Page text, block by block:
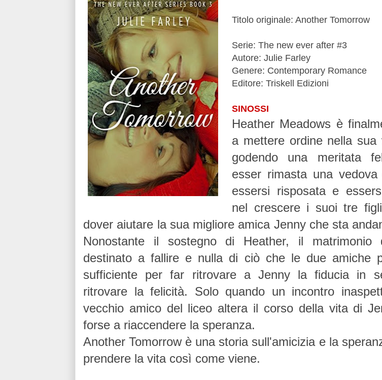
Titolo originale: Another Tomorrow
Serie: The new ever after #3
Autore: Julie Farley
Genere: Contemporary Romance
Editore: Triskell Edizioni
SINOSSI
Heather Meadows è
a mettere ordine nella
godendo una meritata
esser rimasta una
essersi risposata e
nel crescere i suoi tre
dover aiutare la sua migliore amica Jenny che sta
Nonostante il sostegno di Heather, il
destinato a fallire e nulla di ciò che le due amiche
sufficiente per far ritrovare a Jenny la fiducia in
ritrovare la felicità. Solo quando un incontro
vecchio amico del liceo altera il corso della vita di
forse a riaccendere la speranza.
Another Tomorrow è una storia sull'amicizia e la
prendere la vita così come viene.